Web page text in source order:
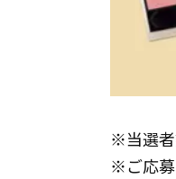
※当選者
※ご応募